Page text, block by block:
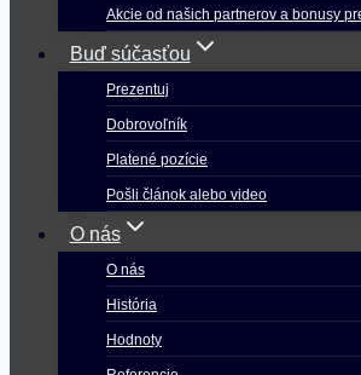
Akcie od našich partnerov a bonusy
Buď súčasťou
Prezentuj
Dobrovoľník
Platené pozície
Pošli článok alebo video
O nás
O nás
História
Hodnoty